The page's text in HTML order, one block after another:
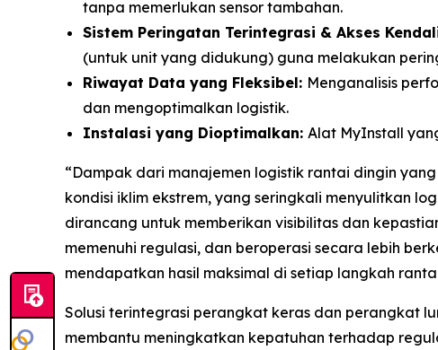
tanpa memerlukan sensor tambahan.
Sistem Peringatan Terintegrasi & Akses
(untuk unit yang didukung) guna melakukan
Riwayat Data yang Fleksibel: Menganalisis
dan mengoptimalkan logistik.
Instalasi yang Dioptimalkan: Alat MyInstall
“Dampak dari manajemen logistik rantai dingin
kondisi iklim ekstrem, yang seringkali menyulitkan
dirancang untuk memberikan visibilitas dan
memenuhi regulasi, dan beroperasi secara lebih
mendapatkan hasil maksimal di setiap langkah
Solusi terintegrasi perangkat keras dan perangkat
membantu meningkatkan kepatuhan terhadap